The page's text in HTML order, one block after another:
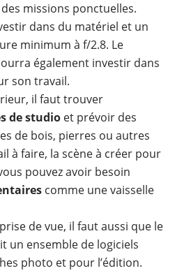
missions ponctuelles.
dans du matériel et un
minimum à f/2.8. Le
également investir dans
son travail.
il faut trouver
de studio et prévoir des
de bois, pierres ou autres
à faire, la scène à créer pour
pouvez avoir besoin
comme une vaisselle
de vue, il faut aussi que le
un ensemble de logiciels
photo et pour l’édition.